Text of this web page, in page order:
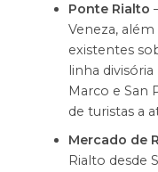
Ponte Rialto
Veneza,
existentes
linha
Marco e San
de turistas a
Mercado de
Rialto desde